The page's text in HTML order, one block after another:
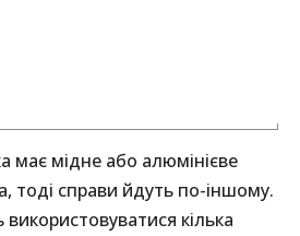
має мідне або алюмінієве
тоді справи йдуть по-іншому.
кілька